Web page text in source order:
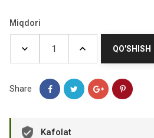
Miqdori
QO'SHISH
Share
Kafolat